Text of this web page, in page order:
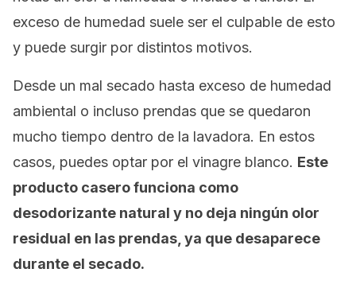
exceso de humedad suele ser el culpable de esto
y puede surgir por distintos motivos.
Desde un mal secado hasta exceso de humedad
ambiental o incluso prendas que se quedaron
mucho tiempo dentro de la lavadora. En estos
casos, puedes optar por el vinagre blanco. Este
producto casero funciona como
desodorizante natural y no deja ningún olor
residual en las prendas, ya que desaparece
durante el secado.